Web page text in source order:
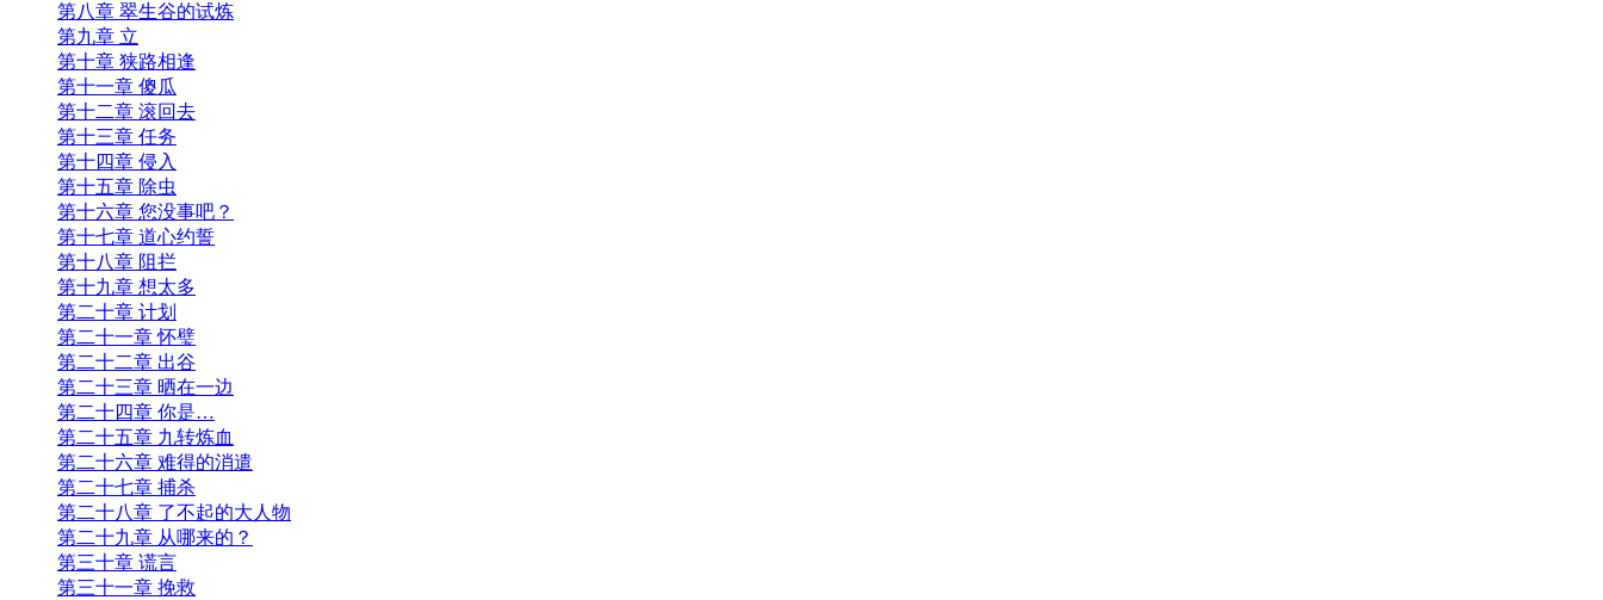
第八章 翠生谷的试炼
第九章 立
第十章 狭路相逢
第十一章 傻瓜
第十二章 滚回去
第十三章 任务
第十四章 侵入
第十五章 除虫
第十六章 您没事吧？
第十七章 道心约誓
第十八章 阻拦
第十九章 想太多
第二十章 计划
第二十一章 怀璧
第二十二章 出谷
第二十三章 晒在一边
第二十四章 你是…
第二十五章 九转炼血
第二十六章 难得的消遣
第二十七章 捕杀
第二十八章 了不起的大人物
第二十九章 从哪来的？
第三十章 谎言
第三十一章 挽救